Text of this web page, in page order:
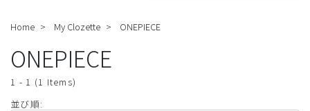
Home My Clozette ONEPIECE
ONEPIECE
1 - 1 (1 Items)
並び順: